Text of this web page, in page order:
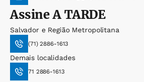
AssineA TARDE
Salvador e Região Metropolitana
(71) 2886-1613
Demais localidades
71 2886-1613